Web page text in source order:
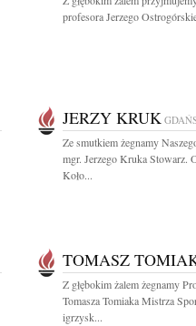
profesora Jerzego
JERZY KRUK
Ze smutkiem żegnamy
mgr. Jerzego Kruka Stowarz.
Koło...
TOMASZ
Z głębokim żalem żegnamy
Tomasza Tomiaka Mistrza
igrzysk...